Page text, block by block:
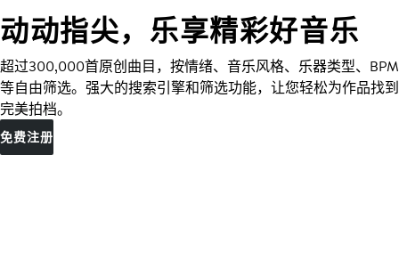
动动指尖，乐享精彩好音乐
超过300,000首原创曲目，按情绪、音乐风格、乐器类型、BPM
等自由筛选。强大的搜索引擎和筛选功能，让您轻松为作品找到
完美拍档。
免费注册